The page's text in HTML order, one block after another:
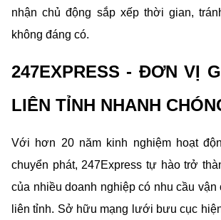
nhận chủ động sắp xếp thời gian,
không đáng có.
247EXPRESS - ĐƠN VỊ
LIÊN TỈNH NHANH
Với hơn 20 năm kinh nghiệm hoạt
chuyển phát, 247Express tự hào trở
của nhiều doanh nghiệp có nhu cầu vận
liên tỉnh. Sở hữu mạng lưới bưu cục